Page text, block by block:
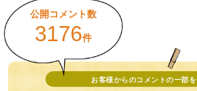
公開コメント数
3176件